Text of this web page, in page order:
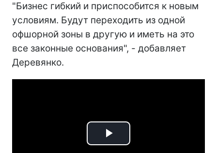
"Бизнес гибкий и приспособится к новым
условиям. Будут переходить из одной
офшорной зоны в другую и иметь на это
все законные основания", - добавляет
Деревянко.
Play